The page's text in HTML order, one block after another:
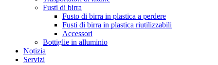
Fusti di birra
Fusto di birra in plastica a perdere
Fusti di birra in plastica riutilizzabili
Accessori
Bottiglie in alluminio
Notizia
Servizi